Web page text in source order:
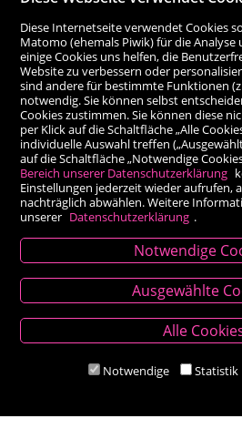
Kontakt
Besold Buch-
Hauptplatz 14, 9300 St.
M:
Diese Internetseite verwendet Cookies
Matomo (ehemals Piwik) für die Analyse
einige Cookies uns helfen, die
Website zu verbessern oder
sind andere für bestimmte Funktionen
notwendig. Sie können selbst
Cookies zustimmen. Sie können diese
per Klick auf die Schaltfläche „Alle
individuelle Auswahl treffen
auf die Schaltfläche „Notwendige
Bereich unserer Datenschutzerklärung
Einstellungen jederzeit wieder aufrufen,
nachträglich abwählen. Weitere
unserer Datenschutzerklärung .
Notwendige
Ausgewählte
Alle
Notwendige Statistik